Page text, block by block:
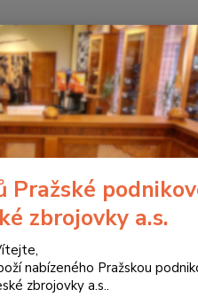
Hledat
Coyote
Ripstop
zbrojovky a.s.
nabízeného Pražskou
zbrojovky a.s..